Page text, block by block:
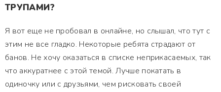
ТРУПАМИ?
Я вот еще не пробовал в онлайне, но слышал, что тут с
этим не все гладко. Некоторые ребята страдают от
банов. Не хочу оказаться в списке неприкасаемых, так
что аккуратнее с этой темой. Лучше покатать в
одиночку или с друзьями, чем рисковать своей